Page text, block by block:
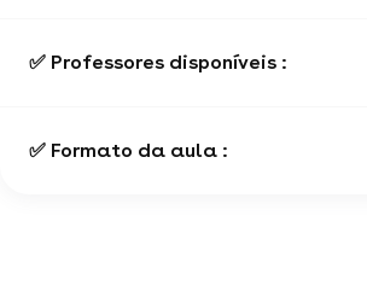
✅ Professores disponíveis :
✅ Formato da aula :